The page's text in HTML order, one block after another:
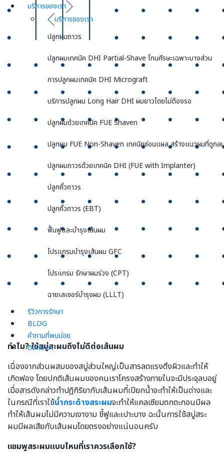
บริการของเรา
บริการของเรา
ปลูกผมถาวร
ปลูกผมเทคนิค DHI Partial-Shave โกนศีรษะเฉพาะบางส่วน
การปลูกผมเทคนิค DHI Micrograft
บริการปลูกผม Long Hair DHI ผมยาวโดยไม่ต้องรอ
ปลูกผมด้วยเทคนิค FUE Shaven
ปลูกผม FUE Non-Shaven เทคนิคซ่อนแผล สร้างแนวผมที่ดูกล
ปลูกผมถาวรด้วยเทคนิค DHI (FUE with Implanter)
ปลูกคิ้วถาวร
ปลูกคิ้วถาวร (EBT)
ฟื้นฟูและบำรุงเส้นผม
โปรแกรมบำรุงเส้นผม GFC
โปรแกรม รักษาผมร่วง (CPT)
ฉายเลเซอร์บำรุงผม (LLLT)
รีวิวการรักษา
BLOG
คำถามที่พบบ่อย
ติดต่อเรา
ทำไม? ใช้สบู่สะผมถึงไม่ดีต่อเส้นผม
เนื่องจากส่วนผสมของสบู่ส่วนใหญ่เป็นสารลดแรงตึงผิวและทำให้
เกิดฟอง โดยปกติเส้นผมของคนเราโครงสร้างภายในจะมีประจุลบอยู่
เมื่อสารดังกล่าวทำปฎิกิริยากับเส้นผมที่เปียกน้ำจะทำให้เป็นด่างและ
ในกรณีที่เราใช้น้ำกระด้างสระผมจะทำให้แคลเซียมตกตะกอนมีผล
ทำให้เส้นผมไม่มีความเงางาม ชี้ฟูและเปาะบาง ฉะนั้นการใช้สบู่สระ
ผมมีผลเสียกับเส้นผมโดยตรงอย่างแน่นอนครับ
แชมพูสระผมแบบไหนที่เราควรเลือกใช้?